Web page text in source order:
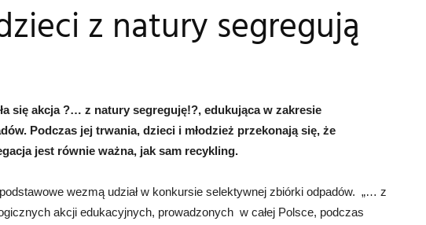
Abrys
z natury segregują
się akcja ?… z natury segreguję!?, edukująca w zakresie
Podczas jej trwania, dzieci i młodzież przekonają się, że
jest równie ważna, jak sam recykling.
wezmą udział w konkursie selektywnej zbiórki odpadów. „… z
akcji edukacyjnych, prowadzonych w całej Polsce, podczas